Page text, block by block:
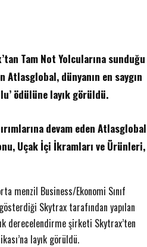
Tam Not Yolcularına sunduğu
dünyanın en saygın
ödülüne layık görüldü.
devam eden
Uçak İçi İkramları ve Ürünleri,
menzil Business/Ekonomi Sınıf
Skytrax tarafından yapılan
derecelendirme şirketi Skytrax’ten
layık görüldü.
​Konut Alırken 6 “6N” Kurala Dikkat!
YÜKSEK - 12 Aralık 2017